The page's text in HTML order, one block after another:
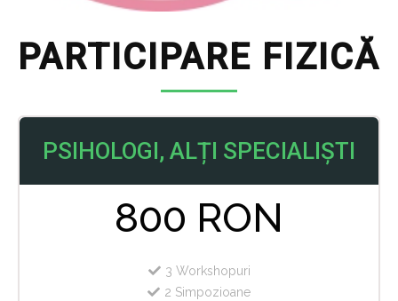
PARTICIPARE FIZICĂ
PSIHOLOGI, ALȚI SPECIALIȘTI
800 RON
3 Workshopuri
2 Simpozioane